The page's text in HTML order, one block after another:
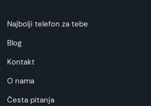
Najbolji telefon za tebe
Blog
Kontakt
O nama
Česta pitanja